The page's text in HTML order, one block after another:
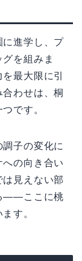
に進学し、プ
を組みま
最大限に引
わせは、桐
です。
子の変化に
の向き合い
見えない部
――ここに桃
す。